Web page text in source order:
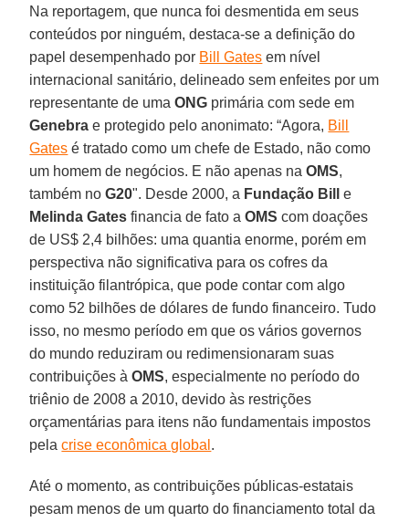
Na reportagem, que nunca foi desmentida em seus
conteúdos por ninguém, destaca-se a definição do
papel desempenhado por Bill Gates em nível
internacional sanitário, delineado sem enfeites por um
representante de umaONG primária com sede em
Genebra e protegido pelo anonimato: “Agora, Bill
Gates é tratado como um chefe de Estado, não como
um homem de negócios. E não apenas naOMS,
também noG20". Desde 2000, a Fundação Bill
e
Melinda Gates financia de fato aOMS com doações
de US$ 2,4 bilhões: uma quantia enorme, porém em
perspectiva não significativa para os cofres da
instituição filantrópica, que pode contar com algo
como 52 bilhões de dólares de fundo financeiro. Tudo
isso, no mesmo período em que os vários governos
do mundo reduziram ou redimensionaram suas
contribuições àOMS, especialmente no período do
triênio de 2008 a 2010, devido às restrições
orçamentárias para itens não fundamentais impostos
pelacrise econômica global .
Até o momento, as contribuições públicas-estatais
pesam menos de um quarto do financiamento total da